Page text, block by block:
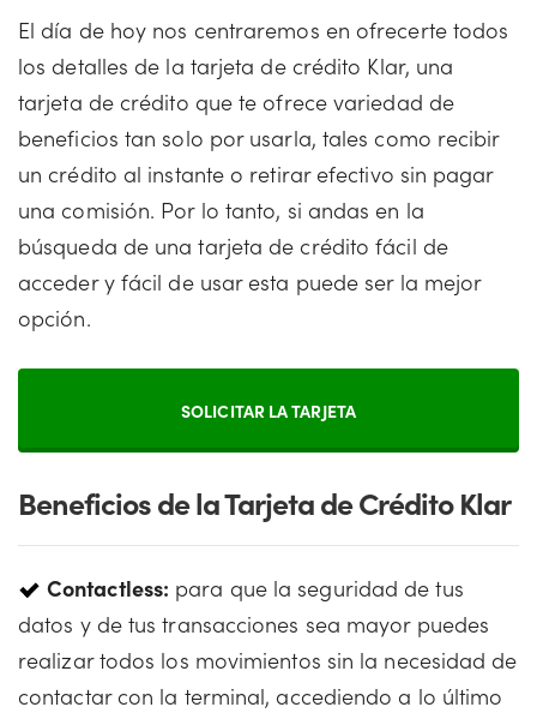
El día de hoy nos centraremos en ofrecerte todos
los detalles de la tarjeta de crédito Klar, una
tarjeta de crédito que te ofrece variedad de
beneficios tan solo por usarla, tales como recibir
un crédito al instante o retirar efectivo sin pagar
una comisión. Por lo tanto, si andas en la
búsqueda de una tarjeta de crédito fácil de
acceder y fácil de usar esta puede ser la mejor
opción.
SOLICITAR LA TARJETA
Beneficios de la Tarjeta de Crédito Klar
Contactless: para que la seguridad de tus
datos y de tus transacciones sea mayor puedes
realizar todos los movimientos sin la necesidad de
contactar con la terminal, accediendo a lo último